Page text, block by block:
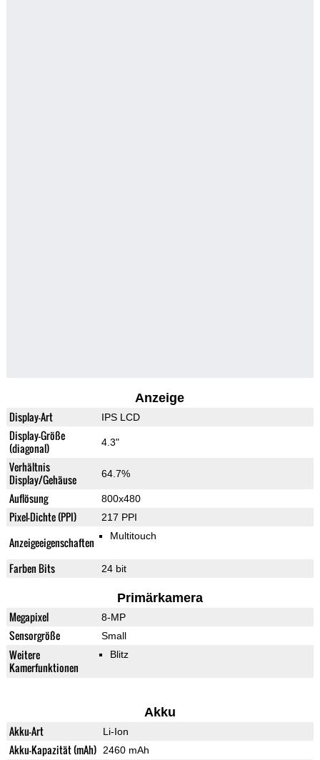
Anzeige
Display-Art IPS LCD
Display-Größe
(diagonal)
4.3"
Verhältnis
Display/Gehäuse
64.7%
Auflösung 800x480
Pixel-Dichte (PPI) 217 PPI
Anzeigeeigenschaften Multitouch
Farben Bits 24 bit
Primärkamera
Megapixel 8-MP
Sensorgröße Small
Weitere
Kamerfunktionen
Blitz
Akku
Akku-Art Li-Ion
Akku-Kapazität (mAh) 2460 mAh